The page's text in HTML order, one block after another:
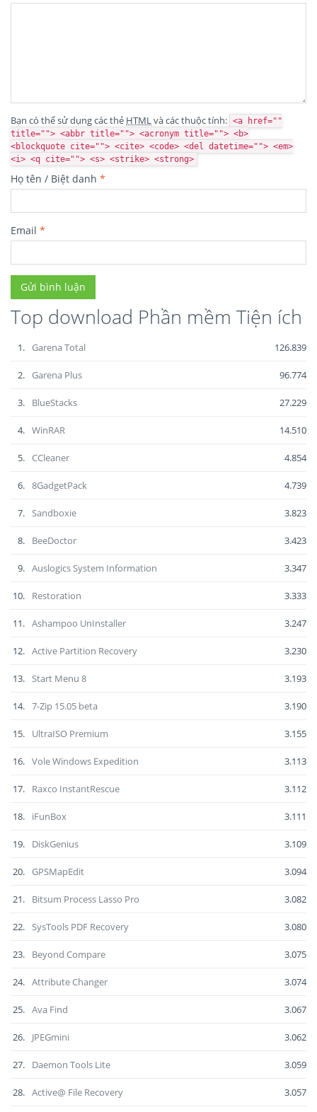
Bạn có thể sử dụng các thẻ HTML và các thuộc tính: <a href=""
title=""> <abbr title=""> <acronym title=""> <b>
<blockquote cite=""> <cite> <code> <del datetime=""> <em>
<i> <q cite=""> <s> <strike> <strong>
Họ tên / Biệt danh *
Email *
Top download Phần mềm Tiện ích
1. Garena Total 126.839
2. Garena Plus 96.774
3. BlueStacks 27.229
4. WinRAR 14.510
5. CCleaner 4.854
6. 8GadgetPack 4.739
7. Sandboxie 3.823
8. BeeDoctor 3.423
9. Auslogics System Information 3.347
10. Restoration 3.333
11. Ashampoo UnInstaller 3.247
12. Active Partition Recovery 3.230
13. Start Menu 8 3.193
14. 7-Zip 15.05 beta 3.190
15. UltraISO Premium 3.155
16. Vole Windows Expedition 3.113
17. Raxco InstantRescue 3.112
18. iFunBox 3.111
19. DiskGenius 3.109
20. GPSMapEdit 3.094
21. Bitsum Process Lasso Pro 3.082
22. SysTools PDF Recovery 3.080
23. Beyond Compare 3.075
24. Attribute Changer 3.074
25. Ava Find 3.067
26. JPEGmini 3.062
27. Daemon Tools Lite 3.059
28. Active@ File Recovery 3.057